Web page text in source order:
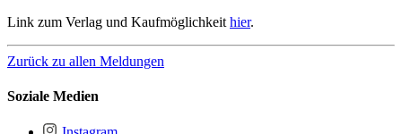
Link zum Verlag und Kaufmöglichkeit hier.
Zurück zu allen Meldungen
Soziale Medien